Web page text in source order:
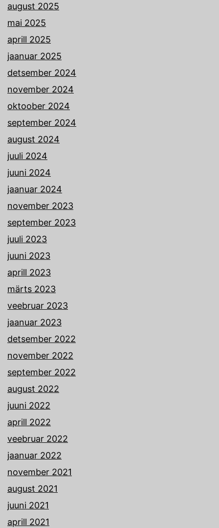
august 2025
mai 2025
aprill 2025
jaanuar 2025
detsember 2024
november 2024
oktoober 2024
september 2024
august 2024
juuli 2024
juuni 2024
jaanuar 2024
november 2023
september 2023
juuli 2023
juuni 2023
aprill 2023
märts 2023
veebruar 2023
jaanuar 2023
detsember 2022
november 2022
september 2022
august 2022
juuni 2022
aprill 2022
veebruar 2022
jaanuar 2022
november 2021
august 2021
juuni 2021
aprill 2021